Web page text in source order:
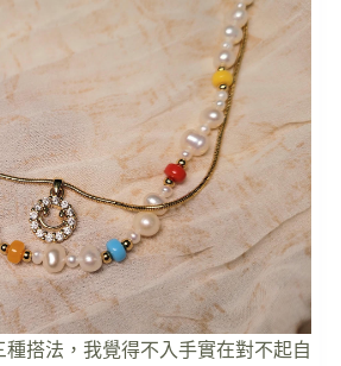
搭法，我覺得不入手實在對不起自